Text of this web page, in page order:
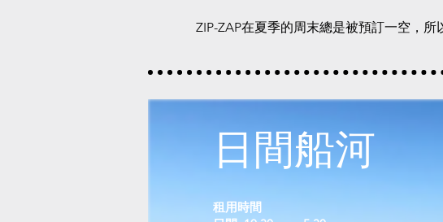
ZIP-ZAP在夏季的周末總是被預訂一空，所
租用時間
日間船河